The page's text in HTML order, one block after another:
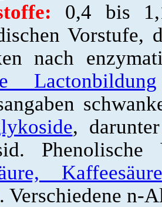
0,4 bis
Vorstufe,
nach
Lactonbildung
,
Kaffeesäure
. Verschiedene n-